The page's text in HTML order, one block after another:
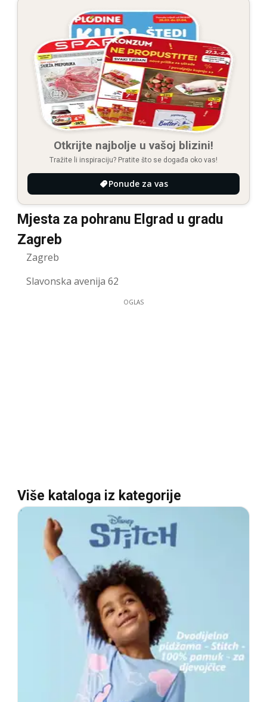
Otkrijte najbolje u vašoj blizini!
Tražite li inspiraciju? Pratite što se događa oko vas!
Ponude za vas
Mjesta za pohranu Elgrad u gradu
Zagreb
Zagreb
Slavonska avenija 62
OGLAS
Više kataloga iz kategorije